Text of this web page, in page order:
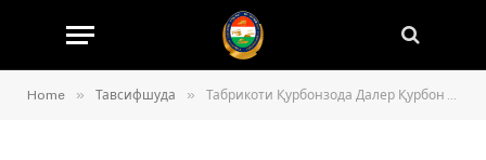
Home » Тавсифшуда » Табрикоти Қурбонзода Далер Қурбон – Сардори Хадамоти давлатии назорат ва танзим дар соҳаи нақлиёт ба муносибати “Рӯзи кормандони соҳаи нақлиёти автомобилӣ”